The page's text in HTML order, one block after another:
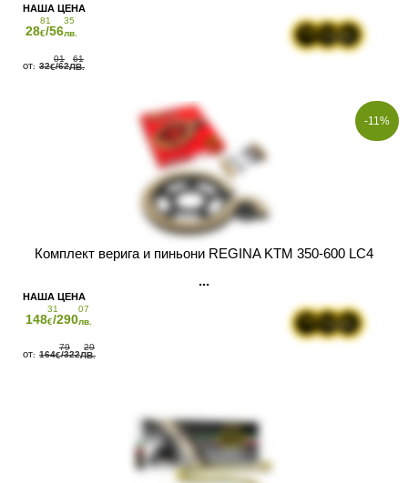
28
81
€/56
35
лв.
32
01
€/62
61
ЛВ.
-11%
Комплект верига и пиньони REGINA KTM 350-600 LC4
148
31
€/290
07
лв.
164
79
€/322
29
ЛВ.